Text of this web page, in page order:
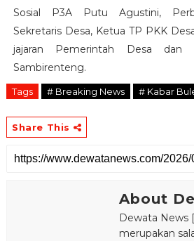
Sosial P3A Putu Agustini,
Sekretaris Desa, Ketua TP PKK
jajaran Pemerintah Desa dan
Sambirenteng.
Tags # Breaking News # Kabar
Share This
About
Dewata News
merupakan